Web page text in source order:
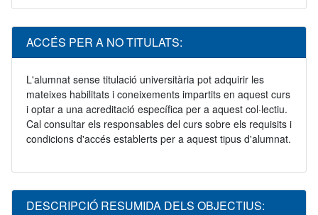
ACCÉS PER A NO TITULATS:
L'alumnat sense titulació universitària pot adquirir les
mateixes habilitats i coneixements impartits en aquest curs
i optar a una acreditació específica per a aquest col·lectiu.
Cal consultar els responsables del curs sobre els requisits i
condicions d'accés establerts per a aquest tipus d'alumnat.
DESCRIPCIÓ RESUMIDA DELS OBJECTIUS: